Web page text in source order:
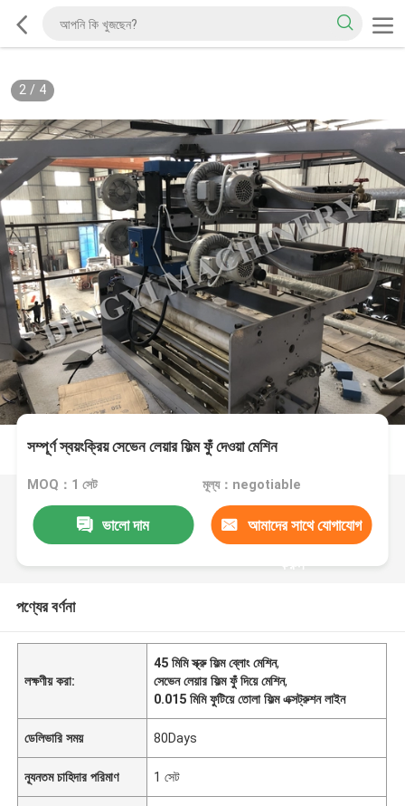
2/ 4
সম্পূর্ণ স্বয়ংক্রিয় সেভেন লেয়ার ফিল্ম ফুঁ দেওয়া মেশিন
MOQ：1 সেট মূল্য：negotiable
ভালো দাম আমাদের সাথে যোগাযোগ
করুন
পণ্যের বর্ণনা
লক্ষণীয় করা:
45 মিমি স্ক্রু ফিল্ম ব্লোং মেশিন,
সেভেন লেয়ার ফিল্ম ফুঁ দিয়ে মেশিন,
0.015 মিমি ফুটিয়ে তোলা ফিল্ম এক্সট্রুশন লাইন
ডেলিভারি সময় 80Days
ন্যূনতম চাহিদার পরিমাণ 1 সেট